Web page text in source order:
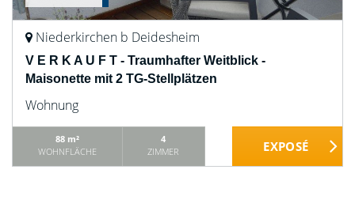
Niederkirchen b Deidesheim
V E R K A U F T - Traumhafter Weitblick -
Maisonette mit 2 TG-Stellplätzen
Wohnung
88 m²
WOHNFLÄCHE
4
ZIMMER